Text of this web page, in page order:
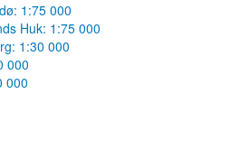
1:75 000
Huk: 1:75 000
1:30 000
000
000